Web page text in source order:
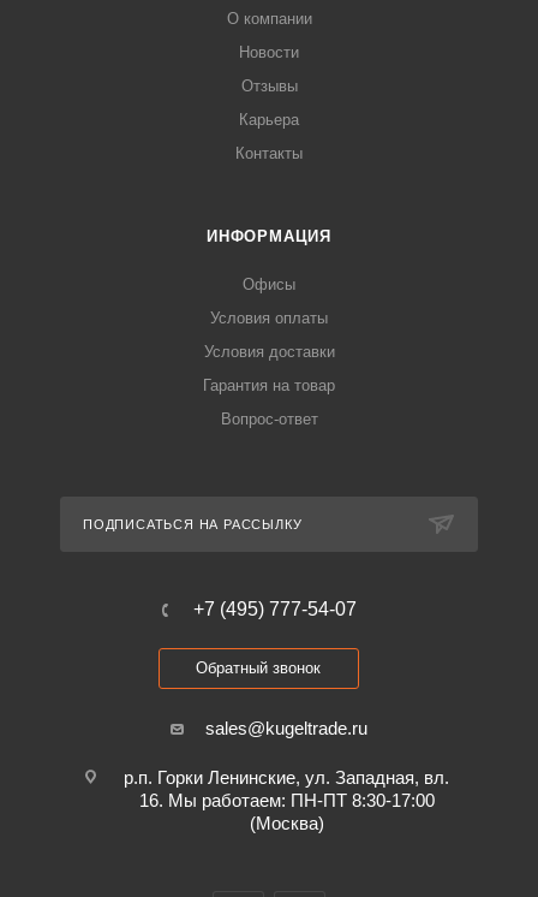
О компании
Новости
Отзывы
Карьера
Контакты
ИНФОРМАЦИЯ
Офисы
Условия оплаты
Условия доставки
Гарантия на товар
Вопрос-ответ
ПОДПИСАТЬСЯ НА РАССЫЛКУ
+7 (495) 777-54-07
Обратный звонок
sales@kugeltrade.ru
р.п. Горки Ленинские, ул. Западная, вл.
16. Мы работаем: ПН-ПТ 8:30-17:00
(Москва)